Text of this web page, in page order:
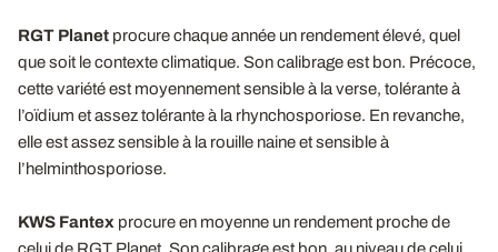
RGT Planet procure chaque année un rendement élevé, quel
que soit le contexte climatique. Son calibrage est bon. Précoce,
cette variété est moyennement sensible à la verse, tolérante à
l’oïdium et assez tolérante à la rhynchosporiose. En revanche,
elle est assez sensible à la rouille naine et sensible à
l’helminthosporiose.
KWS Fantex procure en moyenne un rendement proche de